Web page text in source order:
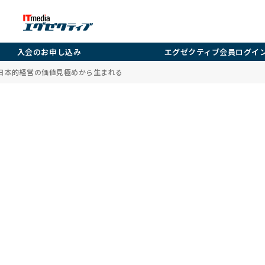
入会のお申し込み エグゼクティブ会員ログイ
本的経営の価値見極めから生まれる